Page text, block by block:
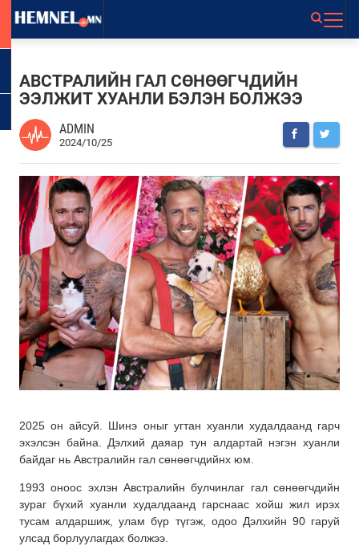
АВСТРАЛИЙН ГАЛ СӨНӨӨГЧДИЙН
ЭЭЛЖИТ ХУАНЛИ БЭЛЭН БОЛЖЭЭ
ADMIN
2024/10/25
2025 он айсуй. Шинэ оныг угтан хуанли худалдаанд гарч
эхэлсэн байна. Дэлхий даяар тун алдартай нэгэн хуанли
байдаг нь Австралийн гал сөнөөгчдийнх юм.
1993 оноос эхлэн Австралийн булчинлаг гал сөнөөгчдийн
зураг бүхий хуанли худалдаанд гарснаас хойш жил ирэх
тусам алдаршиж, улам бүр түгэж, одоо Дэлхийн 90 гаруй
улсад борлуулагдах болжээ.